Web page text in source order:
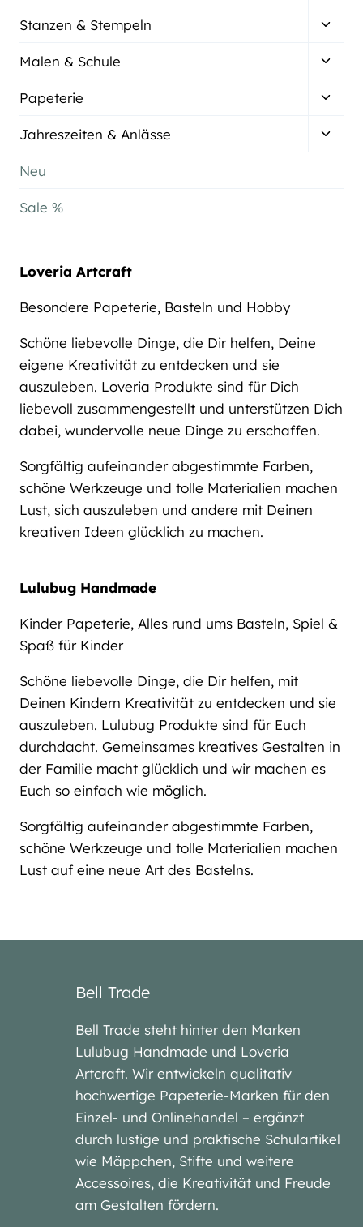
Stanzen & Stempeln
Malen & Schule
Papeterie
Jahreszeiten & Anlässe
Neu
Sale %
Loveria Artcraft
Besondere Papeterie, Basteln und Hobby
Schöne liebevolle Dinge, die Dir helfen, Deine
eigene Kreativität zu entdecken und sie
auszuleben. Loveria Produkte sind für Dich
liebevoll zusammengestellt und unterstützen Dich
dabei, wundervolle neue Dinge zu erschaffen.
Sorgfältig aufeinander abgestimmte Farben,
schöne Werkzeuge und tolle Materialien machen
Lust, sich auszuleben und andere mit Deinen
kreativen Ideen glücklich zu machen.
Lulubug Handmade
Kinder Papeterie, Alles rund ums Basteln, Spiel &
Spaß für Kinder
Schöne liebevolle Dinge, die Dir helfen, mit
Deinen Kindern Kreativität zu entdecken und sie
auszuleben. Lulubug Produkte sind für Euch
durchdacht. Gemeinsames kreatives Gestalten in
der Familie macht glücklich und wir machen es
Euch so einfach wie möglich.
Sorgfältig aufeinander abgestimmte Farben,
schöne Werkzeuge und tolle Materialien machen
Lust auf eine neue Art des Bastelns.
Bell Trade
Bell Trade steht hinter den Marken
Lulubug Handmade und Loveria
Artcraft. Wir entwickeln qualitativ
hochwertige Papeterie-Marken für den
Einzel- und Onlinehandel – ergänzt
durch lustige und praktische Schulartikel
wie Mäppchen, Stifte und weitere
Accessoires, die Kreativität und Freude
am Gestalten fördern.